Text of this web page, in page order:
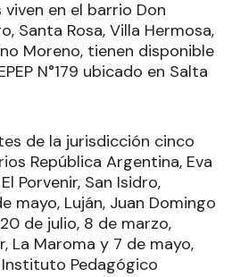
en el barrio Don
Santa Rosa, Villa Hermosa,
Moreno, tienen disponible
N°179 ubicado en Salta
de la jurisdicción cinco
República Argentina, Eva
Porvenir, San Isidro,
mayo, Luján, Juan Domingo
de julio, 8 de marzo,
La Maroma y 7 de mayo,
Pedagógico